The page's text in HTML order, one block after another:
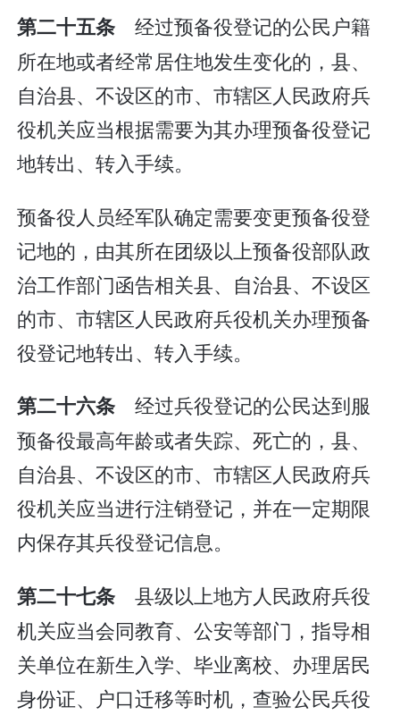
第二十五条经过预备役登记的公民户籍
所在地或者经常居住地发生变化的，县、
自治县、不设区的市、市辖区人民政府兵
役机关应当根据需要为其办理预备役登记
地转出、转入手续。
预备役人员经军队确定需要变更预备役登
记地的，由其所在团级以上预备役部队政
治工作部门函告相关县、自治县、不设区
的市、市辖区人民政府兵役机关办理预备
役登记地转出、转入手续。
第二十六条经过兵役登记的公民达到服
预备役最高年龄或者失踪、死亡的，县、
自治县、不设区的市、市辖区人民政府兵
役机关应当进行注销登记，并在一定期限
内保存其兵役登记信息。
第二十七条县级以上地方人民政府兵役
机关应当会同教育、公安等部门，指导相
关单位在新生入学、毕业离校、办理居民
身份证、户口迁移等时机，查验公民兵役